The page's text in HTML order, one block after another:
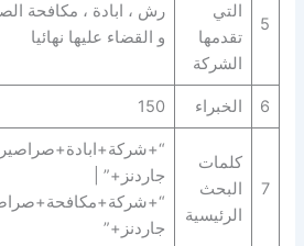
5
التي
تقدمها
الشركة
رش ، ابادة ، مكافحة
و القضاء عليها نهائيا
6 الخبراء 150
7
كلمات
البحث
الرئيسية
جاردنز+” |
جاردنز+”